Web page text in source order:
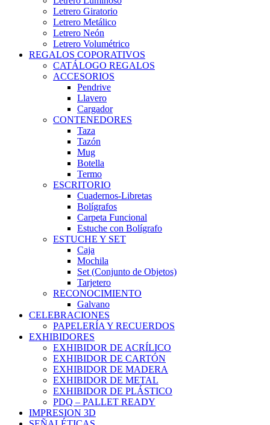
Letrero Giratorio
Letrero Metálico
Letrero Neón
Letrero Volumétrico
REGALOS COPORATIVOS
CATÁLOGO REGALOS
ACCESORIOS
Pendrive
Llavero
Cargador
CONTENEDORES
Taza
Tazón
Mug
Botella
Termo
ESCRITORIO
Cuadernos-Libretas
Bolígrafos
Carpeta Funcional
Estuche con Bolígrafo
ESTUCHE Y SET
Caja
Mochila
Set (Conjunto de Objetos)
Tarjetero
RECONOCIMIENTO
Galvano
CELEBRACIONES
PAPELERÍA Y RECUERDOS
EXHIBIDORES
EXHIBIDOR DE ACRÍLICO
EXHIBIDOR DE CARTÓN
EXHIBIDOR DE MADERA
EXHIBIDOR DE METAL
EXHIBIDOR DE PLÁSTICO
PDQ – PALLET READY
IMPRESION 3D